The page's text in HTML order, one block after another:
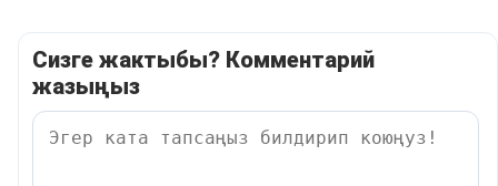
Сизге жактыбы? Комментарий
жазыңыз